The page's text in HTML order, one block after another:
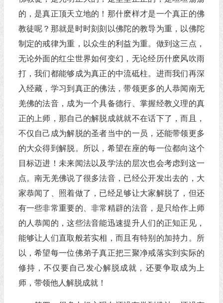
的，是真正顶天立地的！那什麽样才是一个真正的佛
教徒呢？那就是时时刻刻以佛陀的教导为重，以佛陀
制定的戒律为重，以众生的利益为重。做到这三点，
无论外面的红尘世界如何变幻，无论经历什麽风吹雨
打，我们都能够成为真正的中流砥柱。进而我们再深
入经藏，学习到真正的佛法，带领更多的人恭闻南无
羌佛的法音，成为一个具备德行、掌握经教义理的真
正的上师，那自己的解脱成就就不在话下了，而且，
不仅自己成为解脱的圣者当中的一员，还能带领更多
的大众得到解脱。所以，希望在座的每一位都向这个
目标迈进！未来闻法以及学法的层次也会考虑到这一
点。南无羌佛说了很多法音，已经公开发出去的，大
家恭闻了、照着做了，已经足够让大家解脱了，但还
有一些非常重要的、非常精辟的法音，是只给作上师
的人恭闻的，这些法音能迅速提升人们的正知正见，
能够让人们直取般若实相，而且有特别的加持力。所
以，希望每一位佛弟子真正把三聚净戒落实到实际的
修持，不仅要自己发心解脱成就，还要争取成为上
师，带领他人解脱成就！